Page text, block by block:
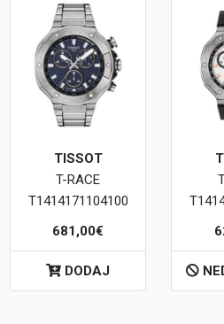
TISSOT
T-RACE
T1414171104100
681,00€
DODAJ